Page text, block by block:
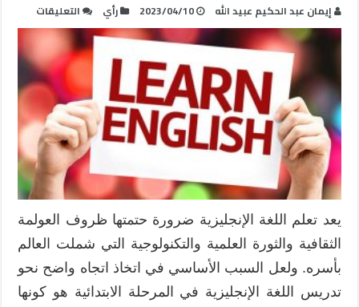
إيمان عبد الحكيم عبيد الله 2023/04/10 رأي التعليقات
الكتابة
في
مادة
اللغة
بطريقة
التعلم
القائم
على
في
المرحلة
مغلقة
يعد تعلم اللغة الإنجليزية ضرورة حتمتها ظروف العولمة
الثقافية والثورة العلمية والتكنولوجية التي شملت العالم
بأسره. ولعل السبب الأساسي في اتخاذ اتجاه واضح نحو
تدريس اللغة الإنجليزية في المرحلة الابتدائية هو كونها